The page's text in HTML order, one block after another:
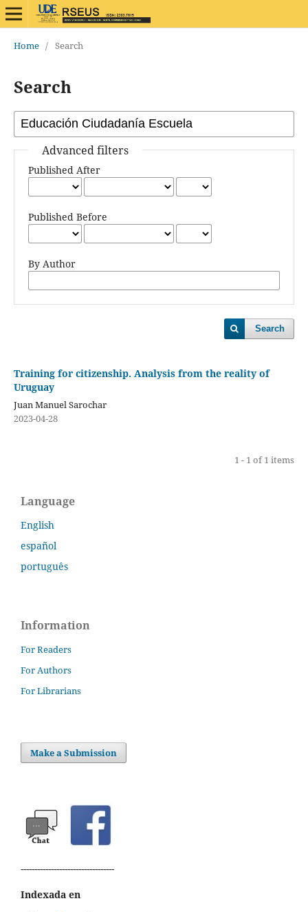
Home / Search
Search
Advanced filters
Published After
Published Before
By Author
Search
Training for citizenship. Analysis from the reality of
Uruguay
Juan Manuel Sarochar
2023-04-28
1 - 1 of 1 items
Language
English
español
português
Information
For Readers
For Authors
For Librarians
Make a Submission
----------------------------------
Indexada en